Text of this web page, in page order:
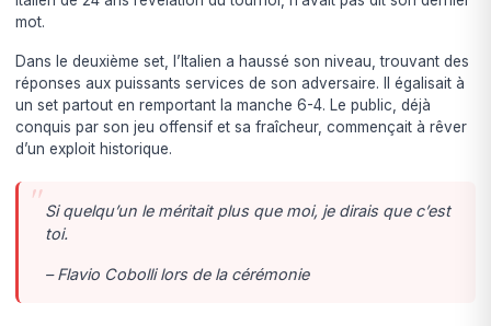
mot.
Dans le deuxième set, l’Italien a haussé son niveau, trouvant des
réponses aux puissants services de son adversaire. Il égalisait à
un set partout en remportant la manche 6-4. Le public, déjà
conquis par son jeu offensif et sa fraîcheur, commençait à rêver
d’un exploit historique.
Si quelqu’un le méritait plus que moi, je dirais que c’est
toi.
– Flavio Cobolli lors de la cérémonie